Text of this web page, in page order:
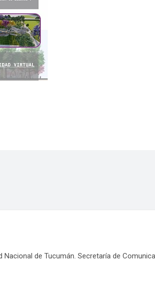
Nacional de Tucumán. Secretaría de